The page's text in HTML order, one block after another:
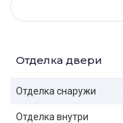
Отделка двери
Отделка снаружи
Отделка внутри